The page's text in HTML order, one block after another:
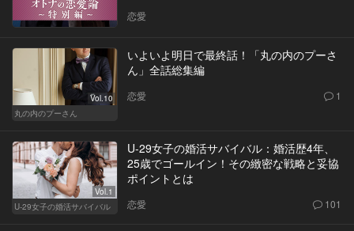
恋愛
Vol.10
丸の内のプーさん
いよいよ明日で最終話！「丸の内のプーさ
ん」全話総集編
恋愛 1
Vol.1
U-29女子の婚活サバイバル
U-29女子の婚活サバイバル：婚活歴4年、
25歳でゴールイン！その緻密な戦略と妥協
ポイントとは
恋愛 101